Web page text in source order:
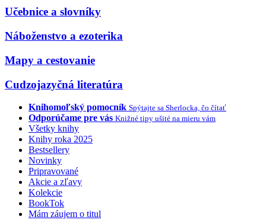
Učebnice a slovníky
Náboženstvo a ezoterika
Mapy a cestovanie
Cudzojazyčná literatúra
Knihomoľský pomocník Spýtajte sa Sherlocka, čo čítať
Odporúčame pre vás Knižné tipy ušité na mieru vám
Všetky knihy
Knihy roka 2025
Bestsellery
Novinky
Pripravované
Akcie a zľavy
Kolekcie
BookTok
Mám záujem o titul